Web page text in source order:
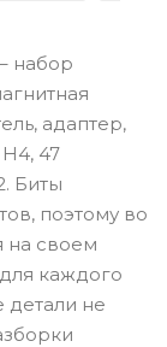
набор
адаптер,
47
Биты
поэтому во
на своем
каждого
детали не